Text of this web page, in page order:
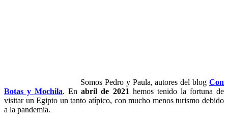
Somos Pedro y Paula, autores del blog Con
Botas y Mochila. Enabril de 2021 hemos tenido la fortuna de
visitar un Egipto un tanto atípico, con mucho menos turismo debido
a la pandemia.